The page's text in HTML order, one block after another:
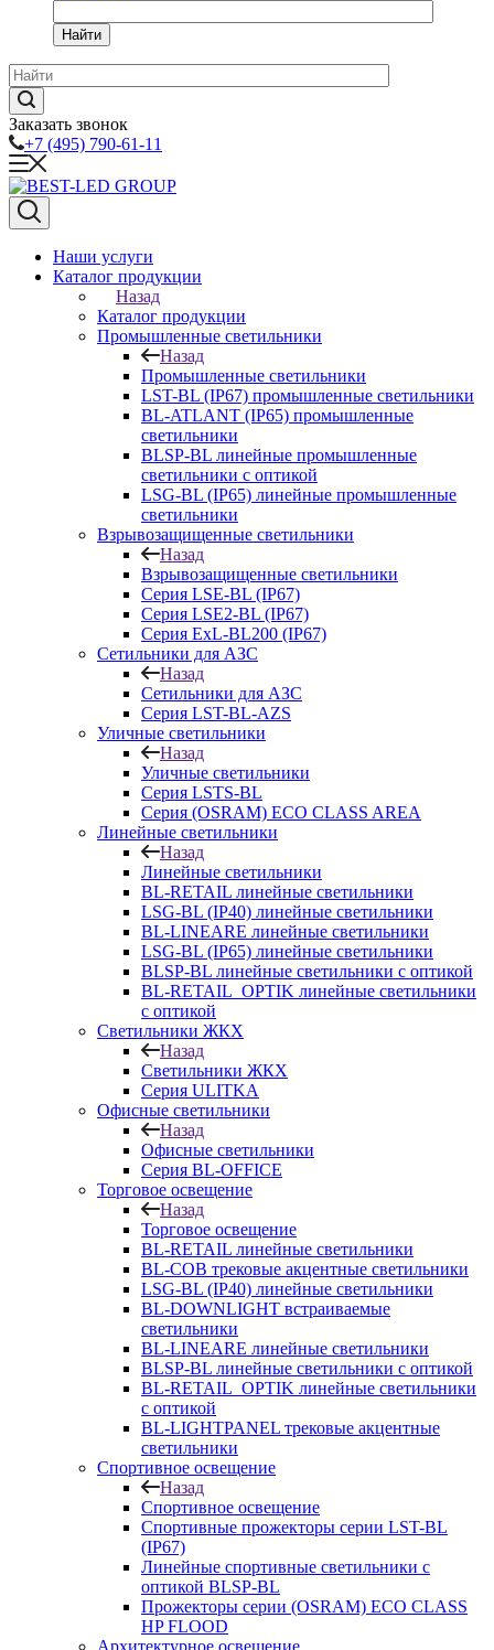
Найти
Заказать звонок
+7 (495) 790-61-11
Наши услуги
Каталог продукции
Назад
Каталог продукции
Промышленные светильники
Назад
Промышленные светильники
LST-BL (IP67) промышленные светильники
BL-ATLANT (IP65) промышленные
светильники
BLSP-BL линейные промышленные
светильники с оптикой
LSG-BL (IP65) линейные промышленные
светильники
Взрывозащищенные светильники
Назад
Взрывозащищенные светильники
Серия LSE-BL (IP67)
Серия LSE2-BL (IP67)
Серия ExL-BL200 (IP67)
Сетильники для АЗС
Назад
Сетильники для АЗС
Серия LST-BL-AZS
Уличные светильники
Назад
Уличные светильники
Серия LSTS-BL
Серия (ОSRAM) ECO CLASS AREA
Линейные светильники
Назад
Линейные светильники
BL-RETAIL линейные светильники
LSG-BL (IP40) линейные светильники
BL-LINEARE линейные светильники
LSG-BL (IP65) линейные светильники
BLSP-BL линейные светильники с оптикой
BL-RETAIL_OPTIK линейные светильники
с оптикой
Светильники ЖКХ
Назад
Светильники ЖКХ
Серия ULITKA
Офисные светильники
Назад
Офисные светильники
Серия BL-OFFICE
Торговое освещение
Назад
Торговое освещение
BL-RETAIL линейные светильники
BL-COB трековые акцентные светильники
LSG-BL (IP40) линейные светильники
BL-DOWNLIGHT встраиваемые
светильники
BL-LINEARE линейные светильники
BLSP-BL линейные светильники с оптикой
BL-RETAIL_OPTIK линейные светильники
с оптикой
BL-LIGHTPANEL трековые акцентные
светильники
Спортивное освещение
Назад
Спортивное освещение
Спортивные прожекторы серии LST-BL
(IP67)
Линейные спортивные светильники с
оптикой BLSP-BL
Прожекторы серии (OSRAM) ECO CLASS
HP FLOOD
Архитектурное освещение